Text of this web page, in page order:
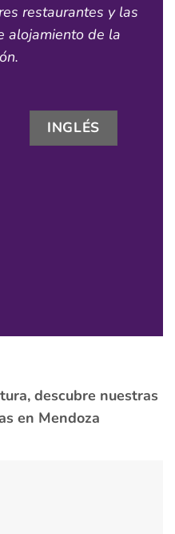
restaurantes y las
alojamiento de la
INGLÉS
descubre nuestras
en Mendoza